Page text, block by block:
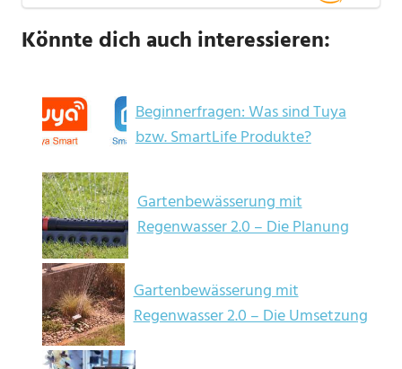
Könnte dich auch interessieren:
Beginnerfragen: Was sind Tuya
bzw. SmartLife Produkte?
Gartenbewässerung mit
Regenwasser 2.0 – Die Planung
Gartenbewässerung mit
Regenwasser 2.0 – Die Umsetzung